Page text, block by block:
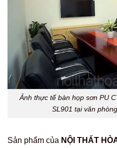
Ảnh thực tế bàn họp sơn PU
SL901 tại văn
Sản phẩm của NỘI THẤT